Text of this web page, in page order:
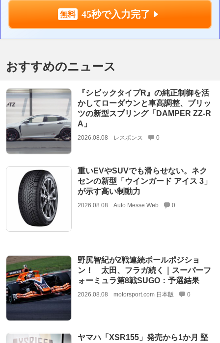
45秒で入力完了
おすすめのニュース
『シビックタイプR』の純正制御を活
かしてローダウンと車高調整、ブリッ
ツの新型スプリング「DAMPER ZZ-R
A」
2026.08.08 レスポンス 0
重いEVやSUVでも滑らせない。ネク
センの新型「ウインガード アイス 3」
が示す高い制動力
2026.08.08 Auto Messe Web 0
野尻智紀が2戦連続ポールポジショ
ン！ 太田、フラガ続く｜スーパーフ
ォーミュラ第8戦SUGO：予選結果
2026.08.08 motorsport.com 日本版 0
ヤマハ「XSR155」発売から1か月 堅